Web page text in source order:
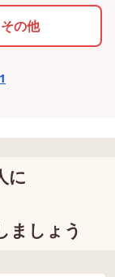
その他
に
ましょう